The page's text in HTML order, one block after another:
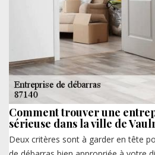
Comment trouver une
sérieuse dans la ville de
Deux critères sont à garder en tête